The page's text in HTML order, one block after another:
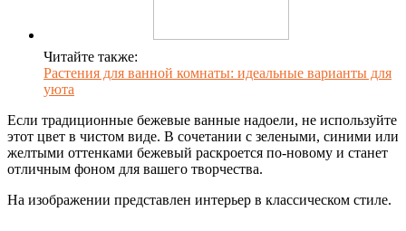
Читайте также:
Растения для ванной комнаты: идеальные варианты для
уюта
Если традиционные бежевые ванные надоели, не используйте
этот цвет в чистом виде. В сочетании с зелеными, синими или
желтыми оттенками бежевый раскроется по-новому и станет
отличным фоном для вашего творчества.
На изображении представлен интерьер в классическом стиле.